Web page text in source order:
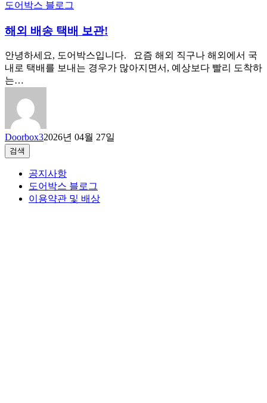
도어박스 블로그
해외 배송 택배 보관!
안녕하세요, 도어박스입니다. 요즘 해외 직구나 해외에서 국
내로 택배를 보내는 경우가 많아지면서, 예상보다 빨리 도착하
는…
Doorbox32026년 04월 27일
검색
검색
공지사항
도어박스 블로그
이용약관 및 배상